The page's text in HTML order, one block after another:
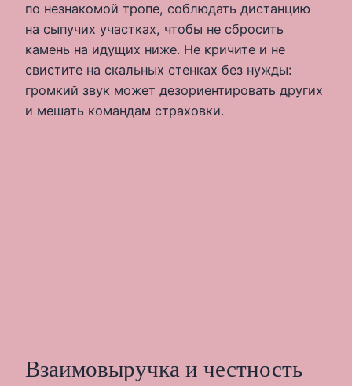
по незнакомой тропе, соблюдать дистанцию
на сыпучих участках, чтобы не сбросить
камень на идущих ниже. Не кричите и не
свистите на скальных стенках без нужды:
громкий звук может дезориентировать других
и мешать командам страховки.
Взаимовыручка и честность